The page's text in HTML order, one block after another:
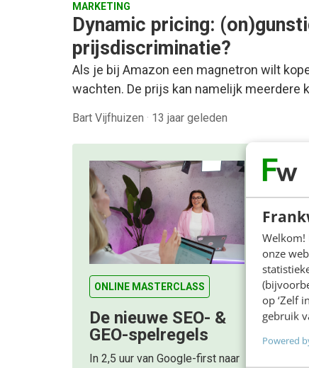
Welkom!
onze
op ‘Zelf
gebruik
Powered
MARKETING
Dynamic pricing:
prijsdiscriminatie?
Als je bij Amazon een magnetron wilt
wachten. De prijs kan namelijk meerdere
Bart Vijfhuizen · 13 jaar geleden
ONLINE MASTERCLASS
De nieuwe SEO- &
GEO-spelregels
In 2,5 uur van Google-first naar